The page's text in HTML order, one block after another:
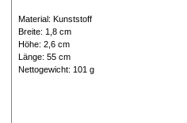
Material: Kunststoff
Breite: 1,8 cm
Höhe: 2,6 cm
Länge: 55 cm
Nettogewicht: 101 g